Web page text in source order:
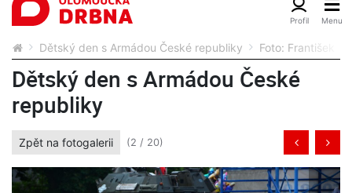
Dětský den s Armádou České republiky Foto: František
Dětský den s Armádou České
republiky
Zpět na fotogalerii (2 / 20)